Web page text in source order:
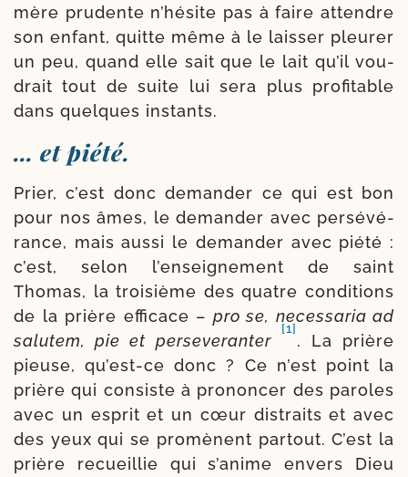
mère pru­dente n’hé­site pas à faire attendre
son enfant, quitte même à le lais­ser pleu­rer
un peu, quand elle sait que le lait qu’il vou­
drait tout de suite lui sera plus pro­fi­table
dans quelques instants.
… et piété.
Prier, c’est donc deman­der ce qui est bon
pour nos âmes, le deman­der avec per­sé­vé­
rance, mais aus­si le deman­der avec pié­té :
c’est, selon l’en­sei­gne­ment de saint
Thomas, la troi­sième des quatre condi­tions
de la prière effi­cace – pro se, neces­sa­ria ad
salu­tem, pie et per­se­ve­ran­ter
[1]
. La prière
pieuse, qu’est-​ce donc ? Ce n’est point la
prière qui consiste à pro­non­cer des paroles
avec un esprit et un cœur dis­traits et avec
des yeux qui se pro­mènent par­tout. C’est la
prière recueillie qui s’a­nime envers Dieu